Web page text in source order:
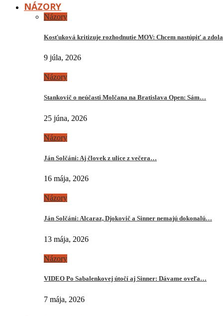
NÁZORY
Názory
Kosťuková kritizuje rozhodnutie MOV: Chcem nastúpiť a
9 júla, 2026
Názory
Stankovič o neúčasti Molčana na Bratislava Open: Sám…
25 júna, 2026
Názory
Ján Solčáni: Aj človek z ulice z večera…
16 mája, 2026
Názory
Ján Solčáni: Alcaraz, Djokovič a Sinner nemajú dokonalú…
13 mája, 2026
Názory
VIDEO Po Sabalenkovej útočí aj Sinner: Dávame oveľa…
7 mája, 2026